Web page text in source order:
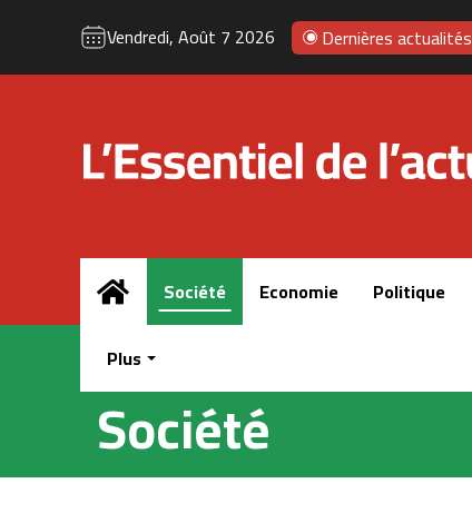
Vendredi, Août 7 2026 Dernières actualités
AccueilSociété Economie Politique
Plus
Société